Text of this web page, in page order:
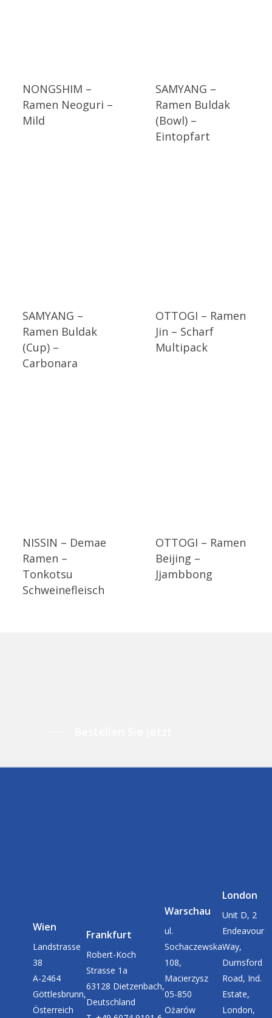
NONGSHIM –
Ramen Neoguri –
Mild
SAMYANG –
Ramen Buldak
(Bowl) –
Eintopfart
SAMYANG –
Ramen Buldak
(Cup) –
Carbonara
OTTOGI – Ramen
Jin – Scharf
Multipack
NISSIN – Demae
Ramen –
Tonkotsu
Schweinefleisch
OTTOGI – Ramen
Beijing –
Jjambbong
Wien
Landstrasse
38
A-2464
Göttlesbrunn,
Österreich
Frankfurt
Robert-Koch
Strasse 1a
63128 Dietzenbach,
Deutschland
Warschau
ul.
Sochaczewska
108,
Macierzysz
05-850
Ożarów
London
Unit D, 2
Endeavour
Way,
Durnsford
Road, Ind.
Estate,
London,